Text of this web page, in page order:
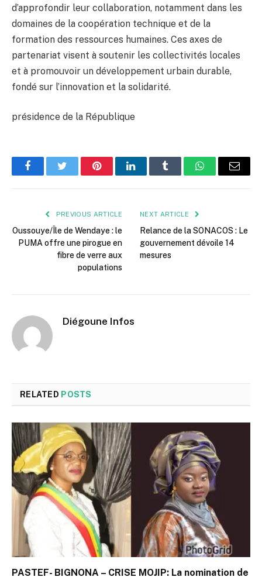
d’approfondir leur collaboration, notamment dans les
domaines de la coopération technique et de la
formation des ressources humaines. Ces axes de
partenariat visent à soutenir les collectivités locales
et à promouvoir un développement urbain durable,
fondé sur l’innovation et la solidarité.
présidence de la République
FacebookTwitter PinterestLinkedInTumblr WhatsAppEmail
PREVIOUS ARTICLE
Oussouye/Île de Wendaye : le
PUMA offre une pirogue en
fibre de verre aux
populations
NEXT ARTICLE
Relance de la SONACOS : Le
gouvernement dévoile 14
mesures
Diégoune Infos
RELATED POSTS
PASTEF- BIGNONA – CRISE MOJIP: La nomination de